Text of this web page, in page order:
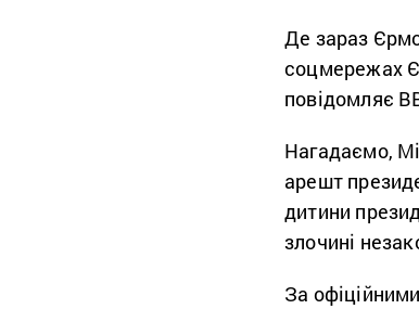
Де зараз
соцмережах
повідомляє
Нагадаємо,
арешт
дитини
злочині
За